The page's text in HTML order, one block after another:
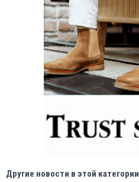
Другие новости в этой категории